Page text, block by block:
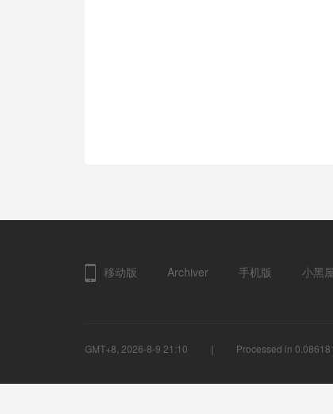
移动版 Archiver 手机版 小黑
GMT+8, 2026-8-9 21:10 Processed in